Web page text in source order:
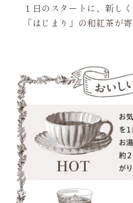
１日のスタートに、新し
「はじまり」の和紅茶が